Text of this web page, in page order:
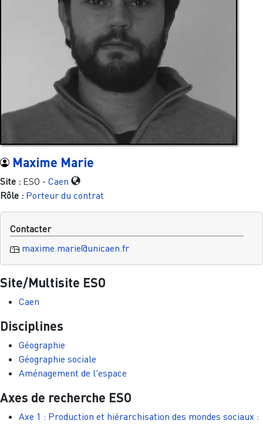
Maxime Marie
Site : ESO - Caen
Rôle : Porteur du contrat
Contacter
maxime.marie@unicaen.fr
Site/Multisite ESO
Caen
Disciplines
Géographie
Géographie sociale
Aménagement de l'espace
Axes de recherche ESO
Axe 1 : Production et hiérarchisation des mondes sociaux :